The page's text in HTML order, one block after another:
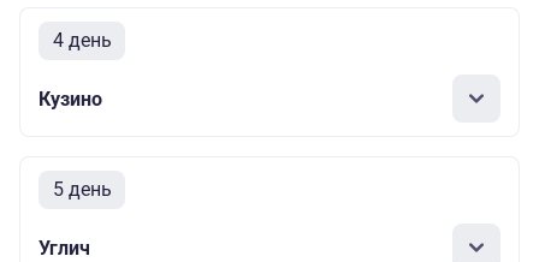
4 день
Кузино
5 день
Углич